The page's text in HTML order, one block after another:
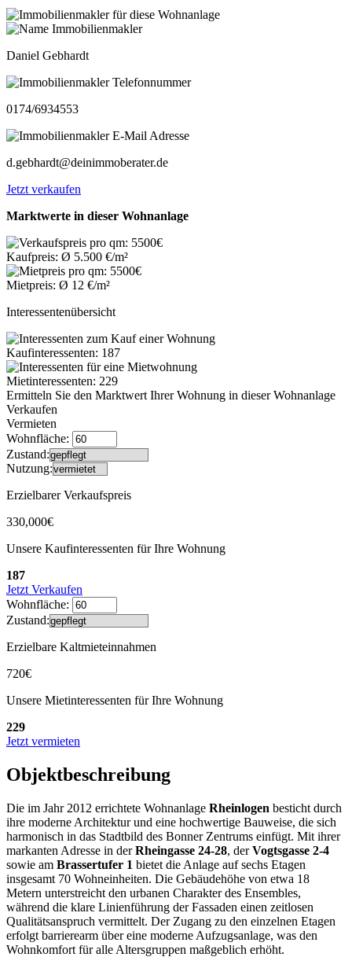
Daniel Gebhardt
0174/6934553
d.gebhardt@deinimmoberater.de
Jetzt verkaufen
Marktwerte in dieser Wohnanlage
Kaufpreis: Ø 5.500 €/m²
Mietpreis: Ø 12 €/m²
Interessentenübersicht
Kaufinteressenten: 187
Mietinteressenten: 229
Ermitteln Sie den Marktwert Ihrer Wohnung in dieser Wohnanlage
Verkaufen
Vermieten
Wohnfläche:
Zustand:
Nutzung:
Erzielbarer Verkaufspreis
330,000€
Unsere Kaufinteressenten für Ihre Wohnung
187
Jetzt Verkaufen
Wohnfläche:
Zustand:
Erzielbare Kaltmieteinnahmen
720€
Unsere Mietinteressenten für Ihre Wohnung
229
Jetzt vermieten
Objektbeschreibung
Die im Jahr 2012 errichtete Wohnanlage Rheinlogen besticht durch
ihre moderne Architektur und eine hochwertige Bauweise, die sich
harmonisch in das Stadtbild des Bonner Zentrums einfügt. Mit ihrer
markanten Adresse in derRheingasse 24-28, derVogtsgasse 2-4
sowie am Brassertufer 1 bietet die Anlage auf sechs Etagen
insgesamt 70 Wohneinheiten. Die Gebäudehöhe von etwa 18
Metern unterstreicht den urbanen Charakter des Ensembles,
während die klare Linienführung der Fassaden einen zeitlosen
Qualitätsanspruch vermittelt. Der Zugang zu den einzelnen Etagen
erfolgt barrierearm über eine moderne Aufzugsanlage, was den
Wohnkomfort für alle Altersgruppen maßgeblich erhöht.